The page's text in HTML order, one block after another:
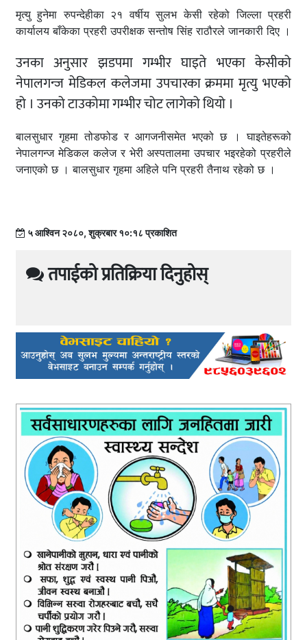
मृत्यु हुनेमा रुपन्देहीका २१ वर्षीय सुलभ केसी रहेको जिल्ला प्रहरी
कार्यालय बाँकेका प्रहरी उपरीक्षक सन्तोष सिंह राठौरले जानकारी दिए ।
उनका अनुसार झडपमा गम्भीर घाइते भएका केसीको
नेपालगन्ज मेडिकल कलेजमा उपचारका क्रममा मृत्यु भएको
हो । उनको टाउकोमा गम्भीर चोट लागेको थियो ।
बालसुधार गृहमा तोडफोड र आगजनीसमेत भएको छ । घाइतेहरूको
नेपालगन्ज मेडिकल कलेज र भेरी अस्पतालमा उपचार भइरहेको प्रहरीले
जनाएको छ । बालसुधार गृहमा अहिले पनि प्रहरी तैनाथ रहेको छ ।
५ आश्विन २०८०, शुक्रबार १०:१८ प्रकाशित
तपाईको प्रतिक्रिया दिनुहोस्